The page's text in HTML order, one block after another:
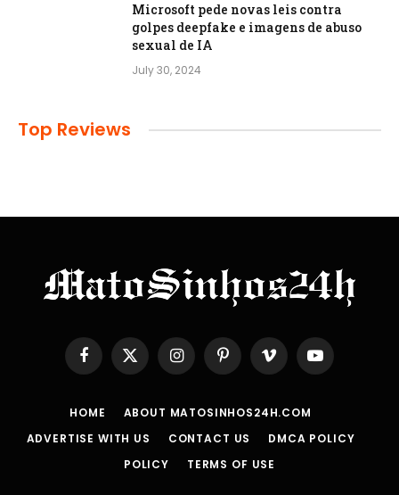
Microsoft pede novas leis contra
golpes deepfake e imagens de abuso
sexual de IA
July 30, 2024
Top Reviews
Facebook
X
(Twitter)
InstagramPinterestVimeo YouTube
HOME
ABOUT MATOSINHOS24H.COM
ADVERTISE WITH US
CONTACT US
DMCA POLICY
POLICY
TERMS OF USE